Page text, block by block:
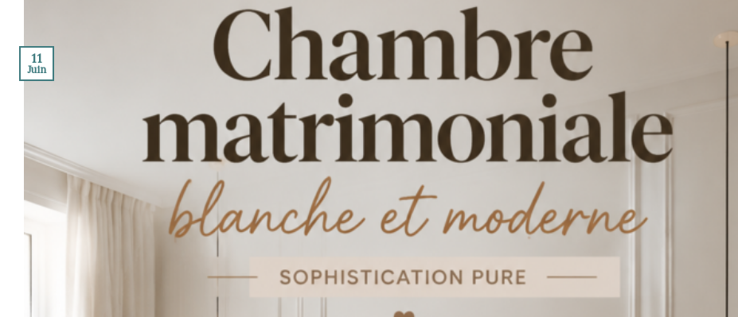
11
Juin